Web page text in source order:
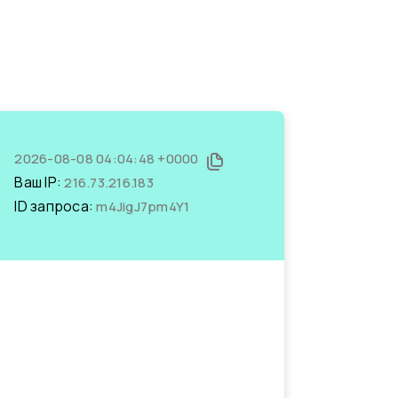
2026-08-08 04:04:48 +0000
Ваш IP:216.73.216.183
ID запроса:m4JigJ7pm4Y1